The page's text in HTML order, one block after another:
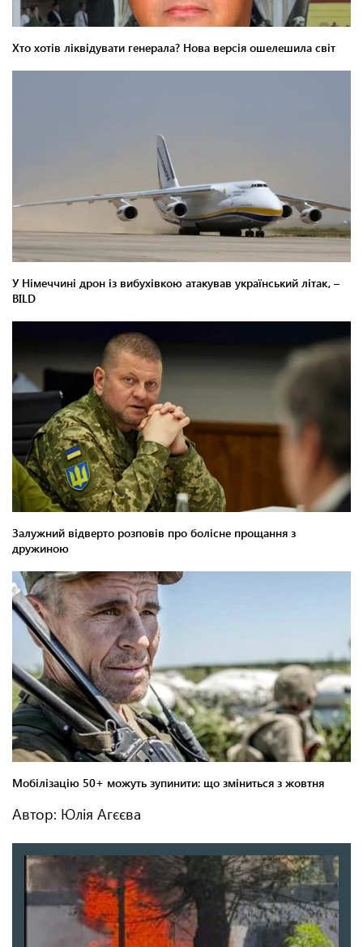
Автор: Юлія Агєєва